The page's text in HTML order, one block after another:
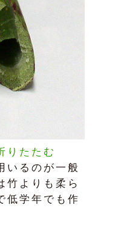
りたたむ
いるのが一般
竹よりも柔ら
低学年でも作